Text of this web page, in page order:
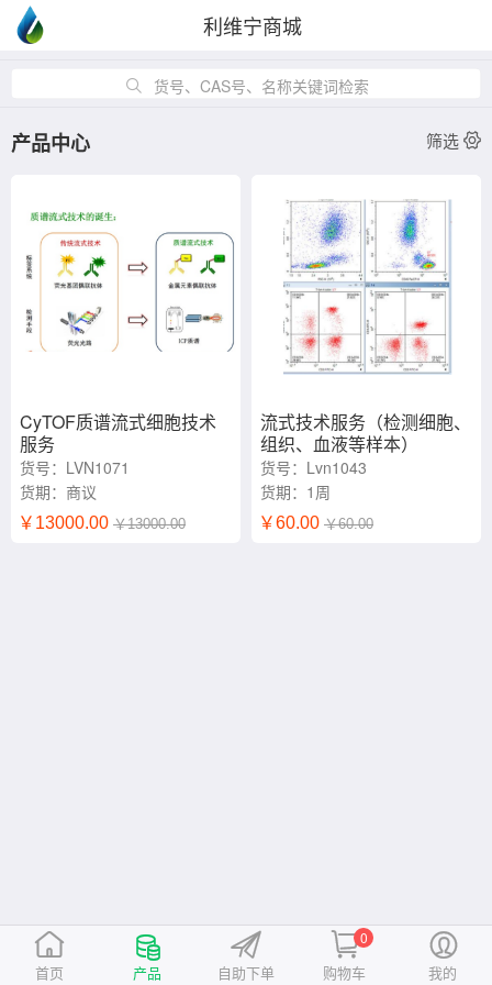
利维宁商城
货号、CAS号、名称关键词检索
产品中心 筛选
CyTOF质谱流式细胞技术
服务
货号：LVN1071
货期：商议
￥13000.00 ￥13000.00
流式技术服务（检测细胞、
组织、血液等样本）
货号：Lvn1043
货期：1周
￥60.00 ￥60.00
首页 产品 自助下单
0
购物车 我的